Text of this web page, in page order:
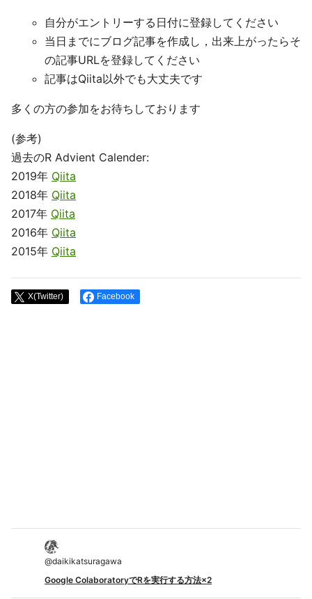
自分がエントリーする日付に登録してください
当日までにブログ記事を作成し，出来上がったらそ
の記事URLを登録してください
記事はQiita以外でも大丈夫です
多くの方の参加をお待ちしております
(参考)
過去のR Advient Calender:
2019年 Qiita
2018年 Qiita
2017年 Qiita
2016年 Qiita
2015年 Qiita
X(Twitter) Facebook
@daikikatsuragawa
Google ColaboratoryでRを実行する方法×2